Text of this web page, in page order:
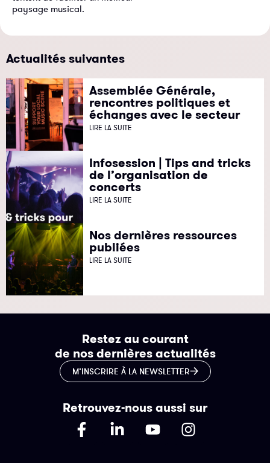
paysage musical.
Actualités suivantes
Assemblée Générale,
rencontres politiques et
échanges avec le secteur
LIRE LA SUITE
Infosession | Tips and tricks
de l’organisation de
concerts
LIRE LA SUITE
Nos dernières ressources
publiées
LIRE LA SUITE
Restez au courant
de nos dernières actualités
M’INSCRIRE À LA NEWSLETTER
Retrouvez-nous aussi sur